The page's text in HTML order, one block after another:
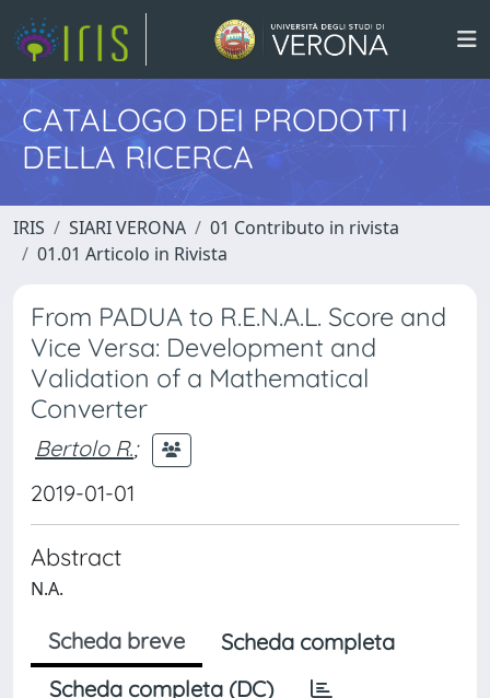
CATALOGO DEI PRODOTTI
DELLA RICERCA
IRIS SIARI VERONA
01 Contributo in rivista
01.01 Articolo in Rivista
From PADUA to R.E.N.A.L. Score and
Vice Versa: Development and
Validation of a Mathematical
Converter
Bertolo R.;
2019-01-01
Abstract
N.A.
Scheda breve
Scheda completa
Scheda completa (DC)